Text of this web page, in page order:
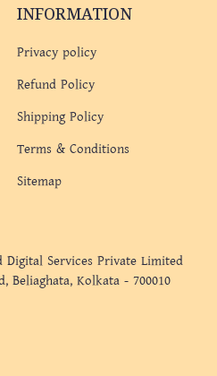
INFORMATION
Privacy policy
Refund Policy
Shipping Policy
Terms & Conditions
Sitemap
Digital Services Private Limited
Beliaghata, Kolkata - 700010